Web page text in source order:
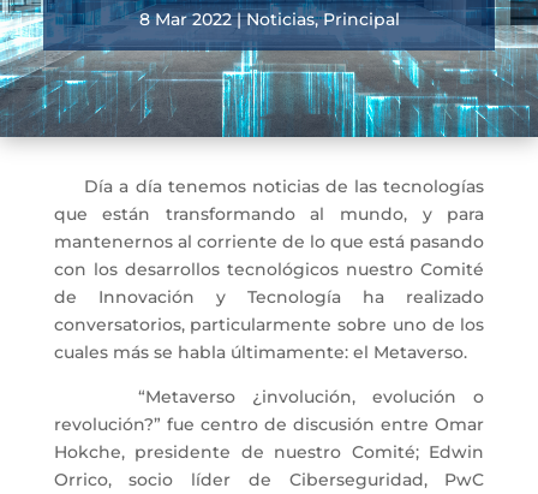
8 Mar 2022|Noticias,Principal
Día a día tenemos noticias de las tecnologías
que están transformando al mundo, y para
mantenernos al corriente de lo que está pasando
con los desarrollos tecnológicos nuestro Comité
de Innovación y Tecnología ha realizado
conversatorios, particularmente sobre uno de los
cuales más se habla últimamente: el Metaverso.
“Metaverso ¿involución, evolución o
revolución?” fue centro de discusión entre Omar
Hokche, presidente de nuestro Comité; Edwin
Orrico, socio líder de Ciberseguridad, PwC